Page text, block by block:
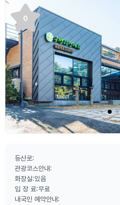
0
등산로:
관광코스안내:
화장실:있음
입 장 료:무료
내국인 예약안내: